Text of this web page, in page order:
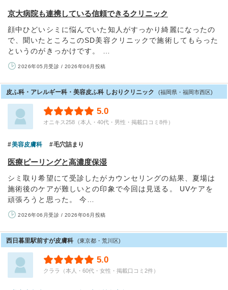
京大病院も連携している信頼できるクリニック
顔中ひどいシミに悩んでいた知人がすっかり綺麗になったの
で、聞いたところこのSD美容クリニックで施術してもらった
というのがきっかけです。 …
2026年05月受診 / 2026年06月投稿
皮ふ科・アレルギー科・美容皮ふ科 しおりクリニック (福岡県・福岡市西区)
5.0
オニキス258（本人・40代・男性・掲載口コミ8件）
美容皮膚科 毛穴詰まり
医療ピーリングと高濃度保湿
シミ取り希望にて受診したがカウンセリングの結果、夏場は
施術後のケアが難しいとの印象で今回は見送る。 UVケアを
頑張ろうと思った。 今…
2026年06月受診 / 2026年06月投稿
西日暮里駅前すが皮膚科 (東京都・荒川区)
5.0
クララ（本人・60代・女性・掲載口コミ2件）